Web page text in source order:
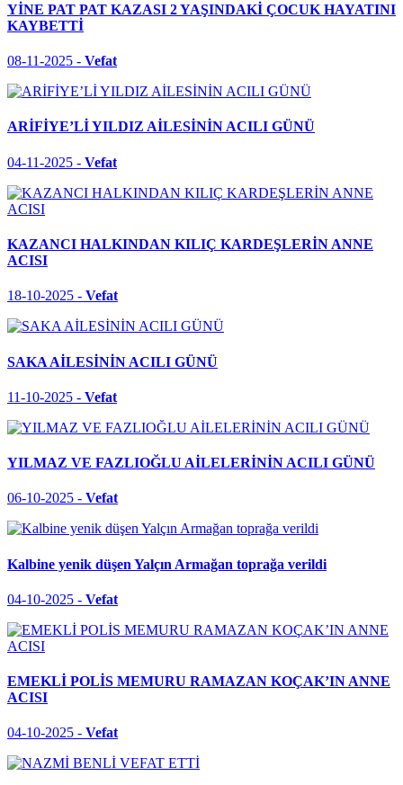
YİNE PAT PAT KAZASI 2 YAŞINDAKİ ÇOCUK HAYATINI
KAYBETTİ
08-11-2025 - Vefat
ARİFİYE’Lİ YILDIZ AİLESİNİN ACILI GÜNÜ
04-11-2025 - Vefat
KAZANCI HALKINDAN KILIÇ KARDEŞLERİN ANNE
ACISI
18-10-2025 - Vefat
SAKA AİLESİNİN ACILI GÜNÜ
11-10-2025 - Vefat
YILMAZ VE FAZLIOĞLU AİLELERİNİN ACILI GÜNÜ
06-10-2025 - Vefat
Kalbine yenik düşen Yalçın Armağan toprağa verildi
04-10-2025 - Vefat
EMEKLİ POLİS MEMURU RAMAZAN KOÇAK’IN ANNE
ACISI
04-10-2025 - Vefat